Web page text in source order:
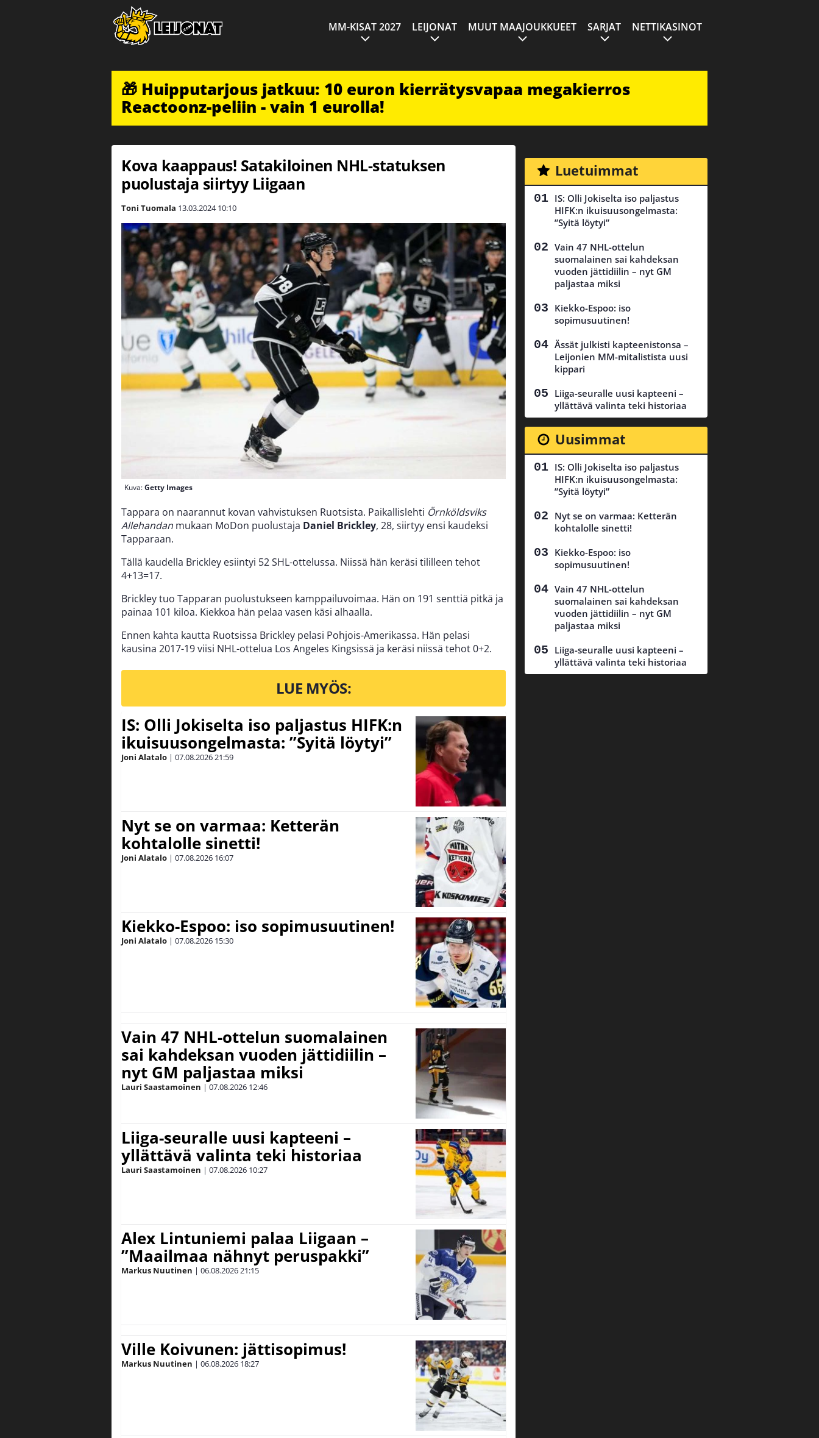
MM-KISAT 2027 LEIJONAT MUUT MAAJOUKKUEET SARJAT NETTIKASINOT
🎁 Huipputarjous jatkuu: 10 euron kierrätysvapaa megakierros
Reactoonz-peliin - vain 1 eurolla!
Kova kaappaus! Satakiloinen NHL-statuksen
puolustaja siirtyy Liigaan
Toni Tuomala 13.03.2024 10:10
Kuva:Getty Images
Tappara on naarannut kovan vahvistuksen Ruotsista. Paikallislehti Örnköldsviks
Allehandan mukaan MoDon puolustaja Daniel Brickley, 28, siirtyy ensi kaudeksi
Tapparaan.
Tällä kaudella Brickley esiintyi 52 SHL-ottelussa. Niissä hän keräsi tililleen tehot
4+13=17.
Brickley tuo Tapparan puolustukseen kamppailuvoimaa. Hän on 191 senttiä pitkä ja
painaa 101 kiloa. Kiekkoa hän pelaa vasen käsi alhaalla.
Ennen kahta kautta Ruotsissa Brickley pelasi Pohjois-Amerikassa. Hän pelasi
kausina 2017-19 viisi NHL-ottelua Los Angeles Kingsissä ja keräsi niissä tehot 0+2.
LUE MYÖS:
IS: Olli Jokiselta iso paljastus HIFK:n
ikuisuusongelmasta: ”Syitä löytyi”
Joni Alatalo | 07.08.202621:59
Nyt se on varmaa: Ketterän
kohtalolle sinetti!
Joni Alatalo | 07.08.2026 16:07
Kiekko-Espoo: iso sopimusuutinen!
Joni Alatalo | 07.08.2026 15:30
Vain 47 NHL-ottelun suomalainen
sai kahdeksan vuoden jättidiilin –
nyt GM paljastaa miksi
Lauri Saastamoinen | 07.08.2026 12:46
Liiga-seuralle uusi kapteeni –
yllättävä valinta teki historiaa
Lauri Saastamoinen | 07.08.2026 10:27
Alex Lintuniemi palaa Liigaan –
”Maailmaa nähnyt peruspakki”
Markus Nuutinen | 06.08.202621:15
Ville Koivunen: jättisopimus!
Markus Nuutinen | 06.08.2026 18:27
Luetuimmat
IS: Olli Jokiselta iso paljastus
HIFK:n ikuisuusongelmasta:
”Syitä löytyi”
Vain 47 NHL-ottelun
suomalainen sai kahdeksan
vuoden jättidiilin – nyt GM
paljastaa miksi
Kiekko-Espoo: iso
sopimusuutinen!
Ässät julkisti kapteenistonsa –
Leijonien MM-mitalistista uusi
kippari
Liiga-seuralle uusi kapteeni –
yllättävä valinta teki historiaa
Uusimmat
IS: Olli Jokiselta iso paljastus
HIFK:n ikuisuusongelmasta:
”Syitä löytyi”
Nyt se on varmaa: Ketterän
kohtalolle sinetti!
Kiekko-Espoo: iso
sopimusuutinen!
Vain 47 NHL-ottelun
suomalainen sai kahdeksan
vuoden jättidiilin – nyt GM
paljastaa miksi
Liiga-seuralle uusi kapteeni –
yllättävä valinta teki historiaa